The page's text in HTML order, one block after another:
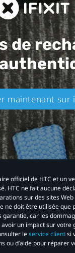
de
maintenant sur
officiel de HTC et un
HTC ne fait aucune
sur des sites
ne doit être utilisée que
garantie, car les
un impact sur votre
leservice clientsi
ou d’aide pour réparer